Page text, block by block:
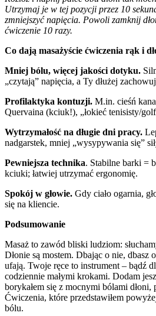
Utrzymaj je w tej pozycji przez 10
zmniejszyć napięcia. Powoli zamknij
ćwiczenie 10 razy.
Co dają masażyście ćwiczenia rąk i
Mniej bólu, więcej jakości dotyku.
„czytają” napięcia, a Ty dłużej
Profilaktyka kontuzji. M.in. cieśń
Quervaina (kciuk!), „łokieć tenisisty/
Wytrzymałość na długie dni pracy.
nadgarstek, mniej „wysypywania się”
Pewniejsza technika. Stabilne barki =
kciuki; łatwiej utrzymać ergonomię.
Spokój w głowie. Gdy ciało ogarnia,
się na kliencie.
Podsumowanie
Masaż to zawód bliski ludziom:
Dłonie są mostem. Dbając o nie, dbasz
ufają. Twoje ręce to instrument – bądź
codziennie małymi krokami. Dodam
borykałem się z mocnymi bólami
Ćwiczenia, które przedstawiłem
bólu.